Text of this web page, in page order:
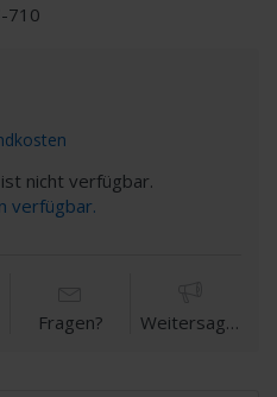
710
nicht verfügbar.
verfügbar.
Fragen? Weitersagen